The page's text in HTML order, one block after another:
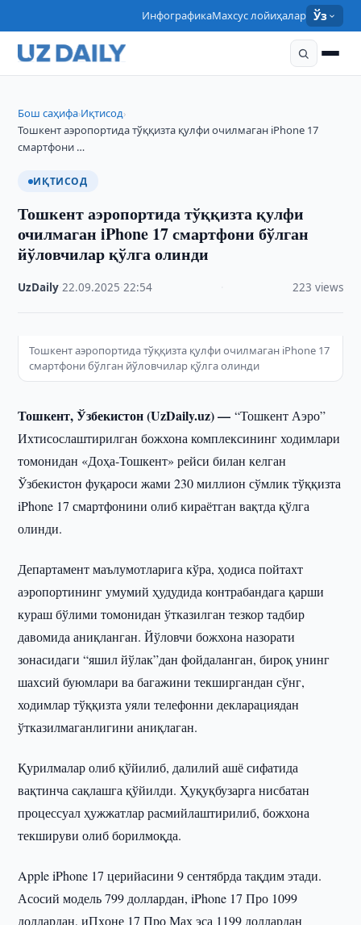
ИнфографикаМахсус лойиҳалар Ўз
Бош саҳифа›Иқтисод›
Тошкент аэропортида тўққизта қулфи очилмаган iPhone 17
смартфони …
ИҚТИСОД
Тошкент аэропортида тўққизта қулфи
очилмаган iPhone 17 смартфони бўлган
йўловчилар қўлга олинди
UzDaily ·22.09.2025 ·22:54 223 views
Тошкент аэропортида тўққизта қулфи очилмаган iPhone 17
смартфони бўлган йўловчилар қўлга олинди
Тошкент, Ўзбекистон (UzDaily.uz) —“Тошкент Аэро”
Ихтисослаштирилган божхона комплексининг ходимлари
томонидан «Доҳа-Тошкент» рейси билан келган
Ўзбекистон фуқароси жами 230 миллион сўмлик тўққизта
iPhone 17 смартфонини олиб кираётган вақтда қўлга
олинди.
Департамент маълумотларига кўра, ҳодиса пойтахт
аэропортининг умумий ҳудудида контрабандага қарши
кураш бўлими томонидан ўтказилган тезкор тадбир
давомида аниқланган. Йўловчи божхона назорати
зонасидаги “яшил йўлак”дан фойдаланган, бироқ унинг
шахсий буюмлари ва багажини текширгандан сўнг,
ходимлар тўққизта уяли телефонни декларациядан
ўтказилмаганлигини аниқлаган.
Қурилмалар олиб қўйилиб, далилий ашё сифатида
вақтинча сақлашга қўйилди. Ҳуқуқбузарга нисбатан
процессуал ҳужжатлар расмийлаштирилиб, божхона
текшируви олиб борилмоқда.
Apple iPhone 17 церийасини 9 сентябрда тақдим этади.
Асосий модель 799 доллардан, iPhone 17 Про 1099
доллардан, иПҳоне 17 Про Мах эса 1199 доллардан